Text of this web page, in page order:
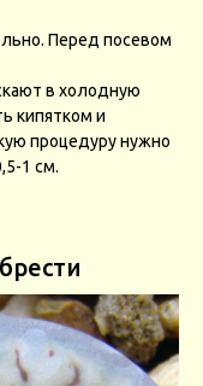
Перед посевом
в холодную
кипятком и
процедуру нужно
1 см.